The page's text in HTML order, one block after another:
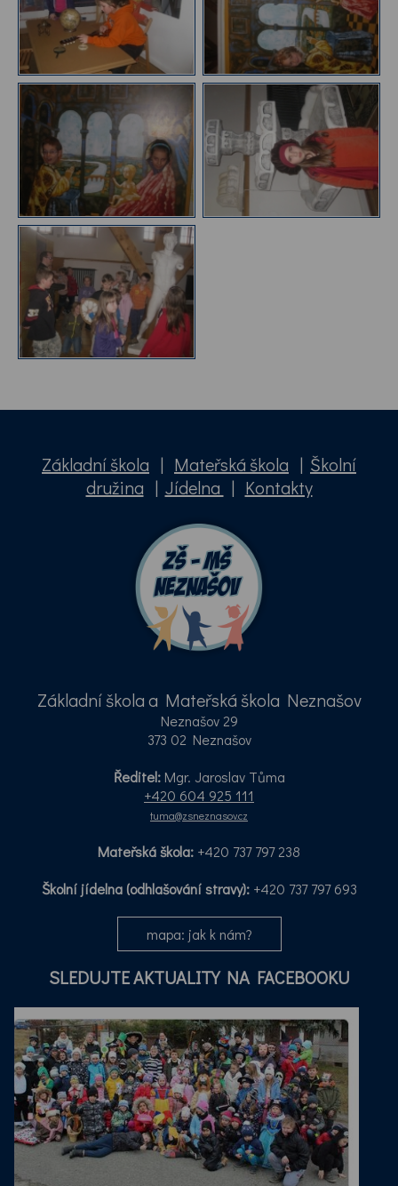
Základní škola | Mateřská škola | Školní
družina | Jídelna | Kontakty
Základní škola a Mateřská škola Neznašov
Neznašov 29
373 02 Neznašov
Ředitel: Mgr. Jaroslav Tůma
+420 604 925 111
tuma@zsneznasov.cz
Mateřská škola: +420 737 797 238
Školní jídelna (odhlašování stravy):+420 737 797 693
mapa: jak k nám?
SLEDUJTE AKTUALITY NA FACEBOOKU